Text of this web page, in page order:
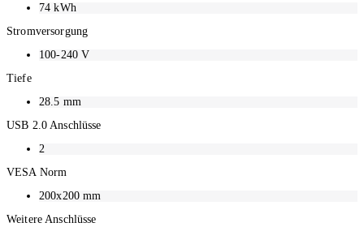
74kWh
Stromversorgung
100-240 V
Tiefe
28.5 mm
USB 2.0 Anschlüsse
2
VESA Norm
200x200 mm
Weitere Anschlüsse